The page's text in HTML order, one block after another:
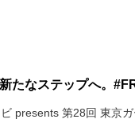
たなステップへ。
presents 第28回 東京